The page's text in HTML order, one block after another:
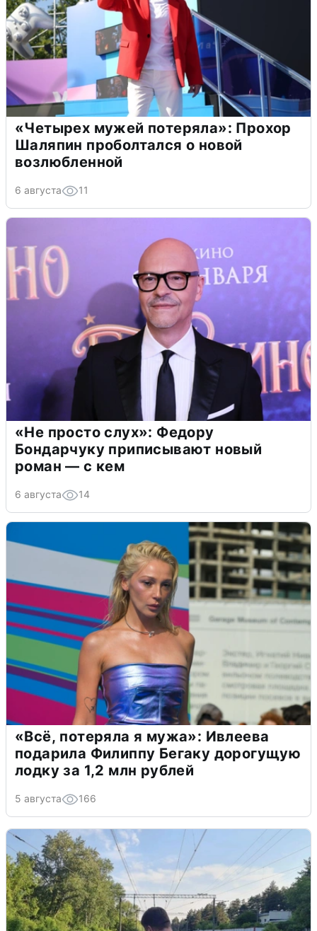
«Четырех мужей потеряла»: Прохор
Шаляпин проболтался о новой
возлюбленной
6 августа 11
«Не просто слух»: Федору
Бондарчуку приписывают новый
роман — с кем
6 августа 14
«Всё, потеряла я мужа»: Ивлеева
подарила Филиппу Бегаку дорогущую
лодку за 1,2 млн рублей
5 августа 166